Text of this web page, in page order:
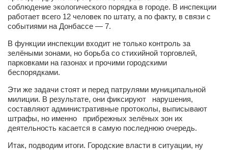
«Книголюб» — супермаркет
Багетный двор
МАГАЗИН СТИХОВ НА ЗАКАЗ
«Павел» — магазин мужской одежды
Туризм
«Траверс» — экипировочный центр
Журналисты
Александр Гвоздик
Александр Кугук
соблюдение экологического порядка в городе. В инспекции
работает всего 12 человек по штату, а по факту, в связи с
событиями на Донбассе — 7.
В функции инспекции входит не только контроль за
зелёными зонами, но борьба со стихийной торговлей,
парковками на газонах и прочими городскими
беспорядками.
Эти же задачи стоят и перед патрулями муниципальной
милиции. В результате, они фиксируют нарушения,
составляют административные протоколы, выписывают
штрафы, но именно прибрежных зелёных зон их
деятельность касается в самую последнюю очередь.
Итак, подводим итоги. Городские власти в ситуации, ну